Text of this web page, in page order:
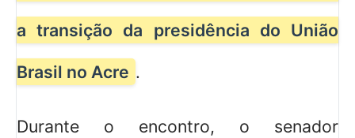
a transição da presidência do União
Brasil no Acre .
Durante o encontro, o senador